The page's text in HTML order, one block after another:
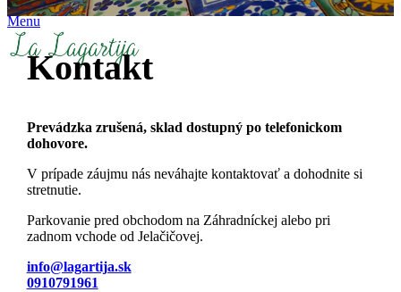
Menu
Kontakt
Prevádzka zrušená, sklad dostupný po telefonickom
dohovore.
V prípade záujmu nás neváhajte kontaktovať a dohodnite si
stretnutie.
Parkovanie pred obchodom na Záhradníckej alebo pri
zadnom vchode od Jelačičovej.
info@lagartija.sk
0910791961